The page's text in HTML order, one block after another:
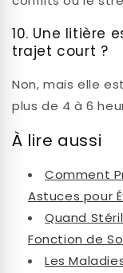
10. Une litière
trajet court ?
Non, mais elle
plus de 4 à 6
À lire aussi
Comment
Astuces pour
Quand
Fonction de
Les